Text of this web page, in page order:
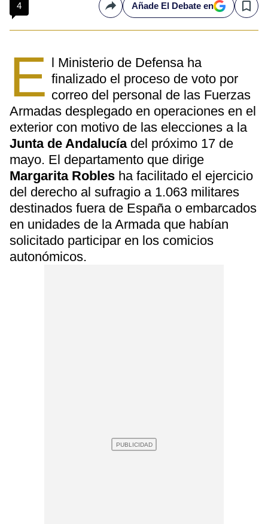
4 CompartirAñade El Debate en Save
E l Ministerio de Defensa ha
finalizado el proceso de voto por
correo del personal de las Fuerzas
Armadas desplegado en operaciones en el
exterior con motivo de las elecciones a la
Junta de Andalucía del próximo 17 de
mayo. El departamento que dirige
Margarita Robles ha facilitado el ejercicio
del derecho al sufragio a 1.063 militares
destinados fuera de España o embarcados
en unidades de la Armada que habían
solicitado participar en los comicios
autonómicos.